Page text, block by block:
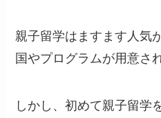
親子留学はますます人気
国やプログラムが用意さ
しかし、初めて親子留学